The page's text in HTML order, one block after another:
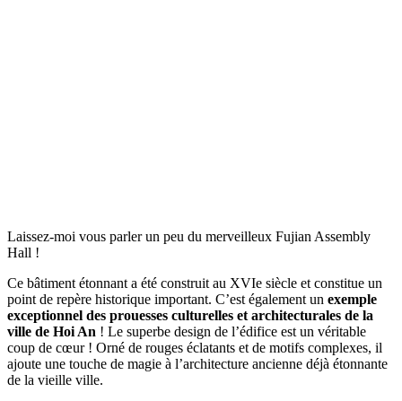
Laissez-moi vous parler un peu du merveilleux Fujian Assembly
Hall !
Ce bâtiment étonnant a été construit au XVIe siècle et constitue un
point de repère historique important. C’est également un exemple
exceptionnel des prouesses culturelles et architecturales de la
ville de Hoi An ! Le superbe design de l’édifice est un véritable
coup de cœur ! Orné de rouges éclatants et de motifs complexes, il
ajoute une touche de magie à l’architecture ancienne déjà étonnante
de la vieille ville.